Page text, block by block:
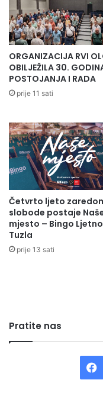
koje su uspješno
federalna.ba
Radio Olovo
ORGANIZACIJA RVI
OBILJEŽILA 30.
POSTOJANJA I RADA
prije 11 sati
Četvrto ljeto
slobode postaje
mjesto – Bingo
Tuzla
prije 13 sati
Pratite nas